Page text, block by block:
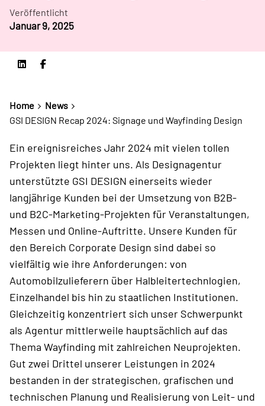
Veröffentlicht
Januar 9, 2025
Home
News
GSI DESIGN Recap 2024: Signage und Wayfinding Design
Ein ereignisreiches Jahr 2024 mit vielen tollen
Projekten liegt hinter uns. Als Designagentur
unterstützte GSI DESIGN einerseits wieder
langjährige Kunden bei der Umsetzung von B2B-
und B2C-Marketing-Projekten für Veranstaltungen,
Messen und Online-Auftritte. Unsere Kunden für
den Bereich Corporate Design sind dabei so
vielfältig wie ihre Anforderungen: von
Automobilzulieferern über Halbleitertechnlogien,
Einzelhandel bis hin zu staatlichen Institutionen.
Gleichzeitig konzentriert sich unser Schwerpunkt
als Agentur mittlerweile hauptsächlich auf das
Thema Wayfinding mit zahlreichen Neuprojekten.
Gut zwei Drittel unserer Leistungen in 2024
bestanden in der strategischen, grafischen und
technischen Planung und Realisierung von Leit- und